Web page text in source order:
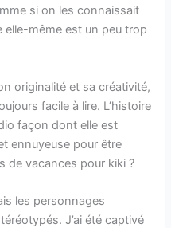
si on les connaissait
elle-même est un peu trop
originalité et sa créativité,
facile à lire. L’histoire
façon dont elle est
ennuyeuse pour être
de vacances pour kiki ?
les personnages
J’ai été captivé